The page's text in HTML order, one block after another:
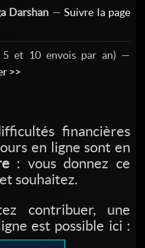
Darshan —Suivre la page
et 10 envois par an) —
>>
financières
en ligne sont en
: vous donnez ce
souhaitez.
contribuer, une
est possible ici :